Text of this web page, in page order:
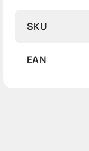
SKU
EAN